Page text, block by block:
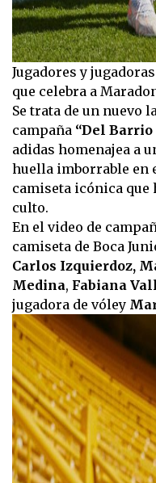
Jugadores y
que celebra a
Se trata de un nuevo
campaña “Del
adidas homenajea a
huella imborrable en
camiseta icónica que
culto.
En el video de
camiseta de Boca
Carlos Izquierdoz,
Medina, Fabiana
jugadora de vóley